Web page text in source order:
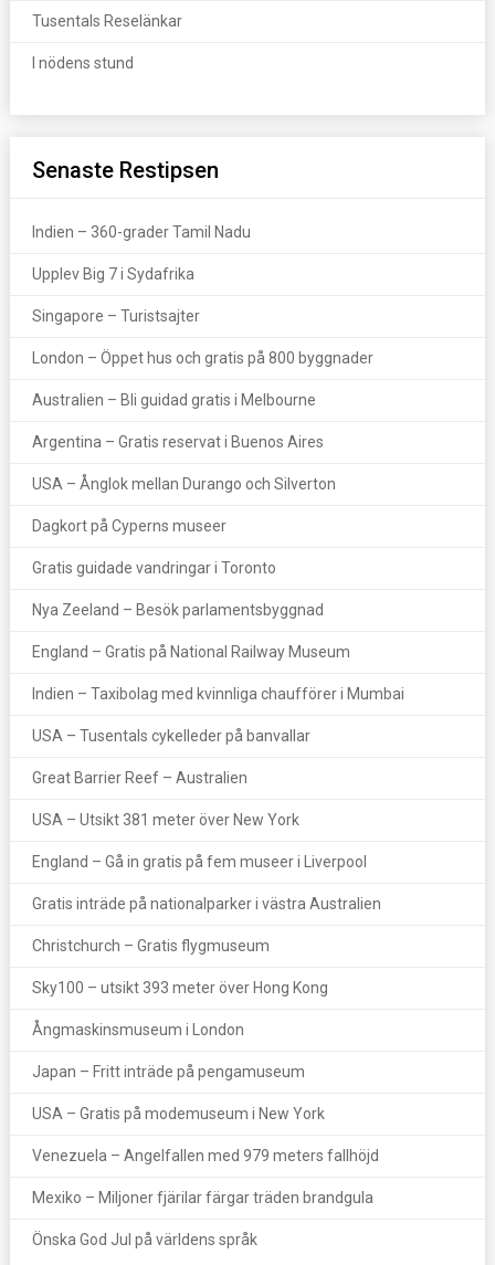
Tusentals Reselänkar
I nödens stund
Senaste Restipsen
Indien – 360-grader Tamil Nadu
Upplev Big 7 i Sydafrika
Singapore – Turistsajter
London – Öppet hus och gratis på 800 byggnader
Australien – Bli guidad gratis i Melbourne
Argentina – Gratis reservat i Buenos Aires
USA – Ånglok mellan Durango och Silverton
Dagkort på Cyperns museer
Gratis guidade vandringar i Toronto
Nya Zeeland – Besök parlamentsbyggnad
England – Gratis på National Railway Museum
Indien – Taxibolag med kvinnliga chaufförer i Mumbai
USA – Tusentals cykelleder på banvallar
Great Barrier Reef – Australien
USA – Utsikt 381 meter över New York
England – Gå in gratis på fem museer i Liverpool
Gratis inträde på nationalparker i västra Australien
Christchurch – Gratis flygmuseum
Sky100 – utsikt 393 meter över Hong Kong
Ångmaskinsmuseum i London
Japan – Fritt inträde på pengamuseum
USA – Gratis på modemuseum i New York
Venezuela – Angelfallen med 979 meters fallhöjd
Mexiko – Miljoner fjärilar färgar träden brandgula
Önska God Jul på världens språk